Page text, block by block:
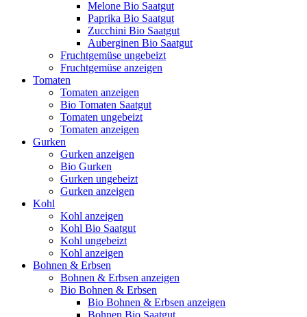
Melone Bio Saatgut
Paprika Bio Saatgut
Zucchini Bio Saatgut
Auberginen Bio Saatgut
Fruchtgemüse ungebeizt
Fruchtgemüse anzeigen
Tomaten
Tomaten anzeigen
Bio Tomaten Saatgut
Tomaten ungebeizt
Tomaten anzeigen
Gurken
Gurken anzeigen
Bio Gurken
Gurken ungebeizt
Gurken anzeigen
Kohl
Kohl anzeigen
Kohl Bio Saatgut
Kohl ungebeizt
Kohl anzeigen
Bohnen & Erbsen
Bohnen & Erbsen anzeigen
Bio Bohnen & Erbsen
Bio Bohnen & Erbsen anzeigen
Bohnen Bio Saatgut